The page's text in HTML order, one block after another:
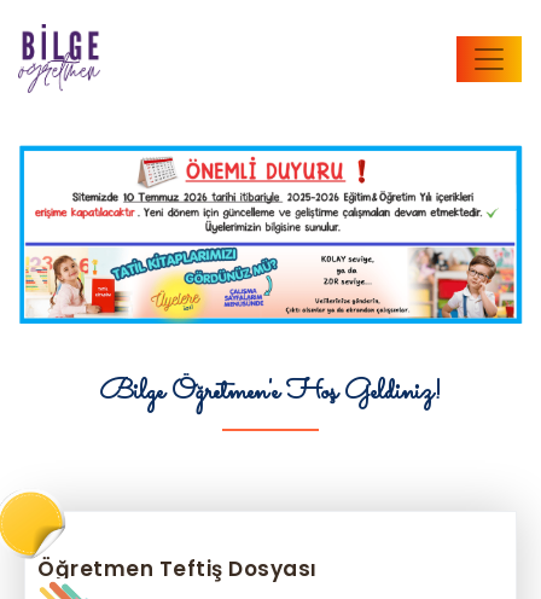
Bilge Öğretmen'e Hoş Geldiniz!
Öğretmen Teftiş Dosyası